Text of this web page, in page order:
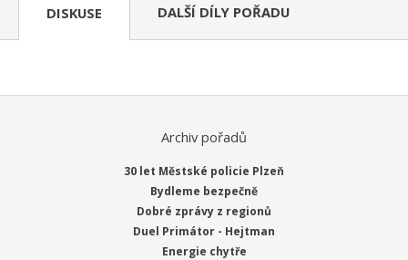
DISKUSE DALŠÍ DÍLY POŘADU
Archiv pořadů
30 let Městské policie Plzeň
Bydleme bezpečně
Dobré zprávy z regionů
Duel Primátor - Hejtman
Energie chytře